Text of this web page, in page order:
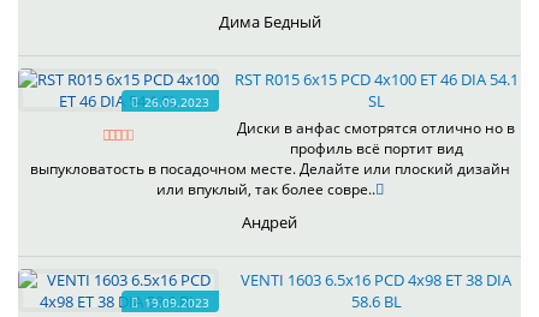
Дима Бедный
26.09.2023
RST R015 6x15 PCD 4x100 ET 46 DIA 54.1
SL
Диски в анфас смотрятся отлично но в
профиль всё портит вид
выпукловатость в посадочном месте. Делайте или плоский дизайн
или впуклый, так более совре..
Андрей
19.09.2023
VENTI 1603 6.5x16 PCD 4x98 ET 38 DIA
58.6 BL